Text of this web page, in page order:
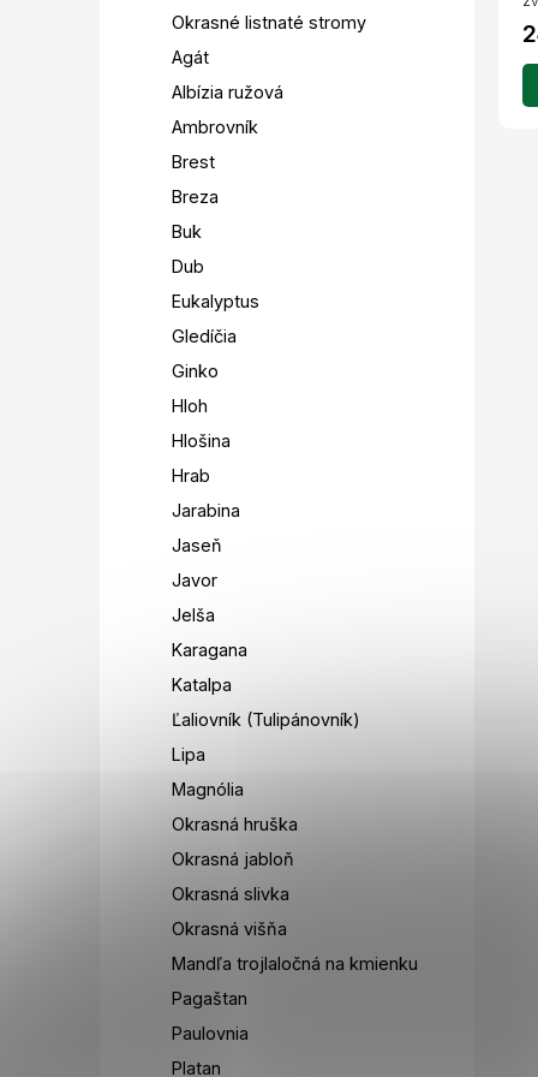
Okrasné listnaté stromy
Agát
Albízia ružová
Ambrovník
Brest
Breza
Buk
Dub
Eukalyptus
Gledíčia
Ginko
Hloh
Hlošina
Hrab
Jarabina
Jaseň
Javor
Jelša
Karagana
Katalpa
Ľaliovník (Tulipánovník)
Lipa
Magnólia
Okrasná hruška
Okrasná jabloň
Okrasná slivka
Okrasná višňa
Mandľa trojlaločná na kmienku
Pagaštan
Paulovnia
Platan